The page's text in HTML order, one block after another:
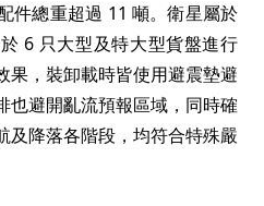
件總重超過 11 噸。衛星屬於
6 只大型及特大型貨盤進行
果，裝卸載時皆使用避震墊避
也避開亂流預報區域，同時確
及降落各階段，均符合特殊嚴